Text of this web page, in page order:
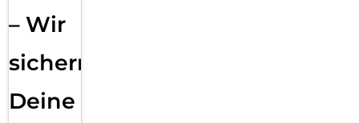
– Wir
sichern
Deine